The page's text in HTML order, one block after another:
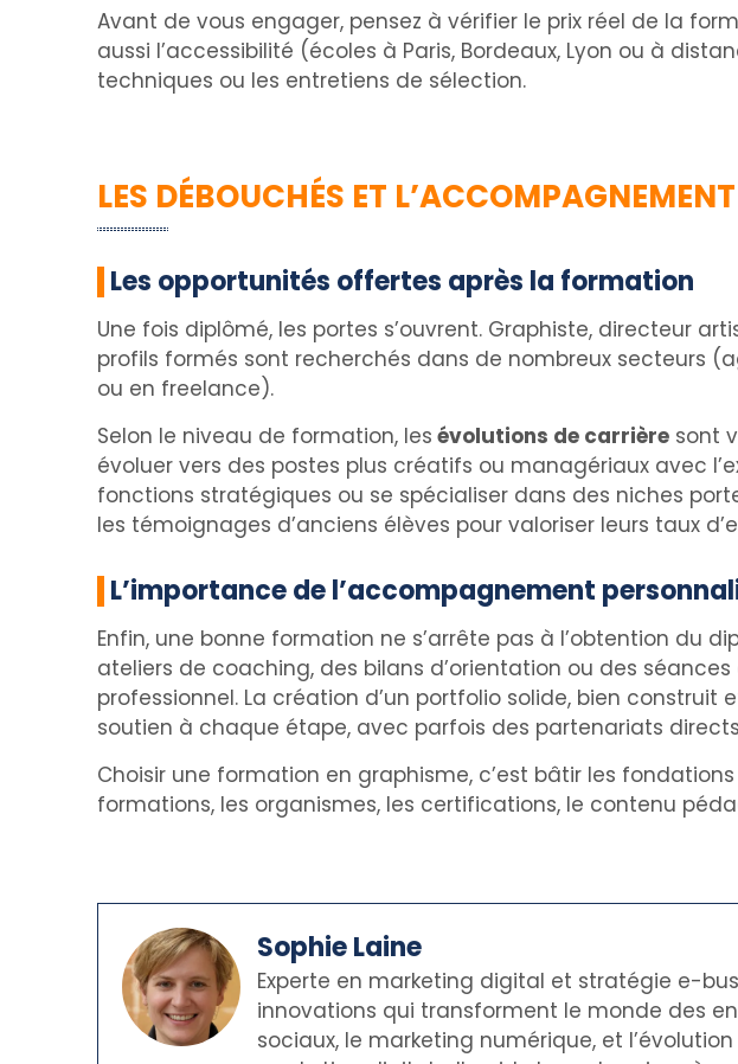
Avant de vous engager, pensez à vérifier le prix réel de la
aussi l’accessibilité (écoles à Paris, Bordeaux, Lyon ou à
techniques ou les entretiens de sélection.
LES DÉBOUCHÉS ET
Les opportunités offertes après la formation
Une fois diplômé, les portes s’ouvrent. Graphiste, directeur
profils formés sont recherchés dans de nombreux secteurs
ou en freelance).
Selon le niveau de formation, les évolutions de carrière sont
évoluer vers des postes plus créatifs ou managériaux avec
fonctions stratégiques ou se spécialiser dans des niches
les témoignages d’anciens élèves pour valoriser leurs taux
L’importance de l’accompagnement
Enfin, une bonne formation ne s’arrête pas à l’obtention du
ateliers de coaching, des bilans d’orientation ou des
professionnel. La création d’un portfolio solide, bien
soutien à chaque étape, avec parfois des partenariats
Choisir une formation en graphisme, c’est bâtir les
formations, les organismes, les certifications, le contenu
Sophie Laine
Experte en marketing digital et stratégie e-
innovations qui transforment le monde des
sociaux, le marketing numérique, et